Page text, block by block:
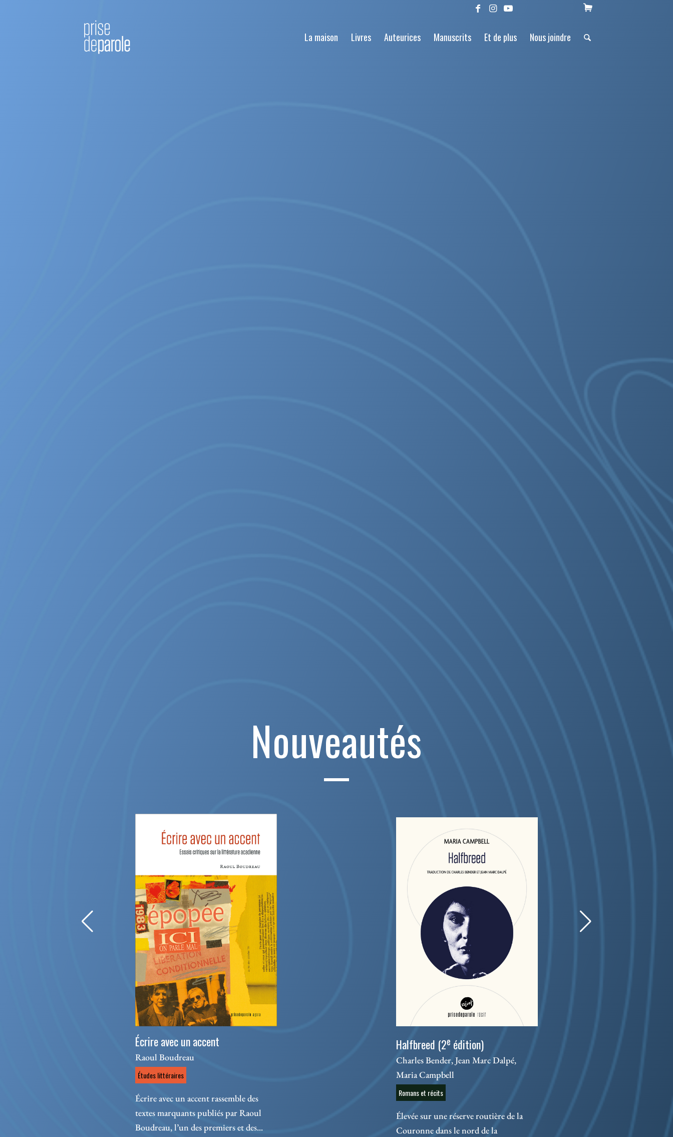
La maison Livres Auteurices Manuscrits Et de plus Nous joindre
Nouveautés
Écrire avec un accent
Raoul Boudreau
Études littéraires
Écrire avec un accent rassemble des
textes marquants publiés par Raoul
Boudreau, l’un des premiers et des...
Halfbreed (2e édition)
Charles Bender, Jean Marc Dalpé,
Maria Campbell
Romans et récits
Élevée sur une réserve routière de la
Couronne dans le nord de la